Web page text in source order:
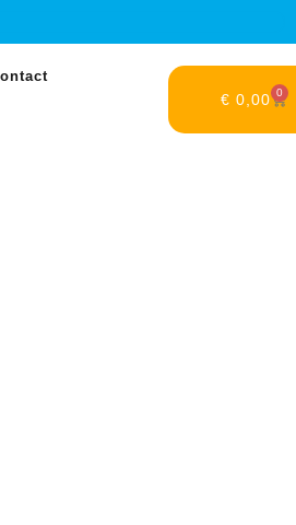
€ 0,00 0